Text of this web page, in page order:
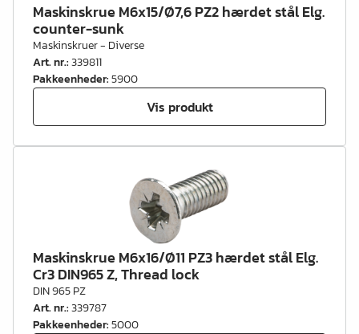
Maskinskrue M6x15/Ø7,6 PZ2 hærdet stål Elg.
counter-sunk
Maskinskruer - Diverse
Art. nr.:339811
Pakkeenheder:5900
Vis produkt
Maskinskrue M6x16/Ø11 PZ3 hærdet stål Elg.
Cr3 DIN965 Z, Thread lock
DIN 965 PZ
Art. nr.:339787
Pakkeenheder:5000